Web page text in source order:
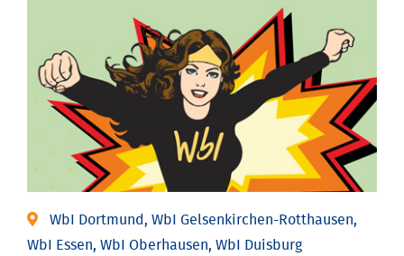
WbI Dortmund, WbI Gelsenkirchen-Rotthausen,
WbI Essen, WbI Oberhausen, WbI Duisburg